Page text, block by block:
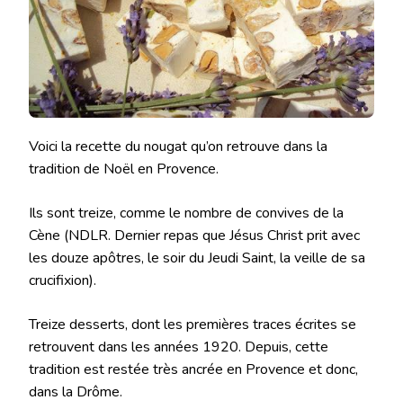
Voici la recette du nougat qu’on retrouve dans la
tradition de Noël en Provence.
Ils sont treize, comme le nombre de convives de la
Cène (NDLR. Dernier repas que Jésus Christ prit avec
les douze apôtres, le soir du Jeudi Saint, la veille de sa
crucifixion).
Treize desserts, dont les premières traces écrites se
retrouvent dans les années 1920. Depuis, cette
tradition est restée très ancrée en Provence et donc,
dans la Drôme.